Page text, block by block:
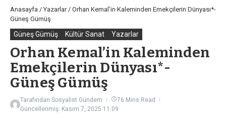
Anasayfa /Yazarlar/ Orhan Kemal’in Kaleminden Emekçilerin Dünyası*-
Güneş Gümüş
Güneş Gümüş Kültür Sanat Yazarlar
Orhan Kemal’in Kaleminden
Emekçilerin Dünyası*-
Güneş Gümüş
Tarafından Sosyalist Gündem
76 Mins Read
Güncellenmiş: Kasım 7, 2025 11:09